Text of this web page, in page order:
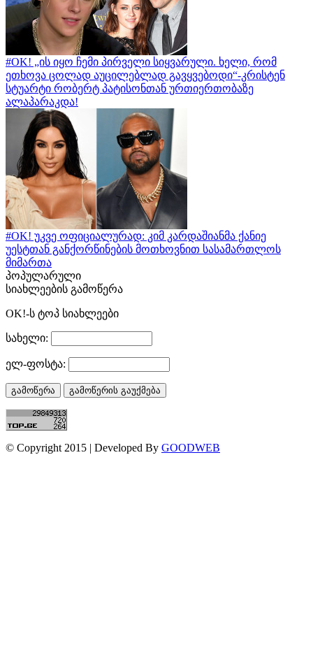
#OK! „ის იყო ჩემი პირველი სიყვარული. ხელი, რომ
ეთხოვა ცოლად აუცილებლად გავყვებოდი“-კრისტენ
სტუარტი რობერტ პატისონთან ურთიერთობაზე
ალაპარაკდა!
#OK! უკვე ოფიციალურად: კიმ კარდაშიანმა ქანიე
უესტთან განქორწინების მოთხოვნით სასამართლოს
მიმართა
პოპულარული
სიახლეების გამოწერა
OK!-ს ტოპ სიახლეები
სახელი:
ელ-ფოსტა:
© Copyright 2015 | Developed By GOODWEB